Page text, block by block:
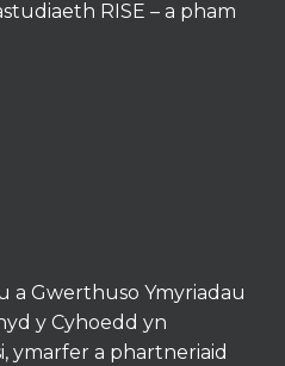
RISE – a pham
a Gwerthuso Ymyriadau
y Cyhoedd yn
ymarfer a phartneriaid